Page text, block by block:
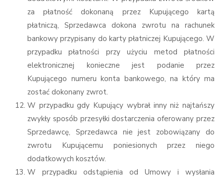
za płatność dokonaną przez Kupującego kartą
płatniczą, Sprzedawca dokona zwrotu na rachunek
bankowy przypisany do karty płatniczej Kupującego. W
przypadku płatności przy użyciu metod płatności
elektronicznej konieczne jest podanie przez
Kupującego numeru konta bankowego, na który ma
zostać dokonany zwrot.
W przypadku gdy Kupujący wybrał inny niż najtańszy
zwykły sposób przesyłki dostarczenia oferowany przez
Sprzedawcę, Sprzedawca nie jest zobowiązany do
zwrotu Kupującemu poniesionych przez niego
dodatkowych kosztów.
W przypadku odstąpienia od Umowy i wysłania